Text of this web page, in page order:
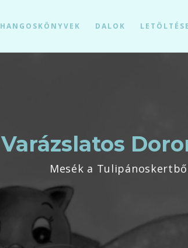
HANGOSKÖNYVEK DALOK
Varázslatos
Mesék a